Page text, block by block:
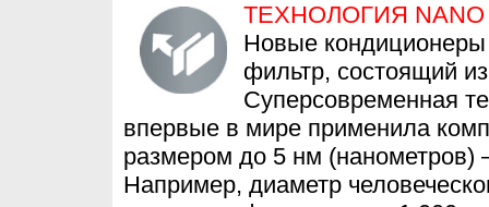
ТЕХНОЛОГИЯ NANO
Новые кондиционеры
фильтр, состоящий
Суперсовременная
впервые в мире применила
размером до 5 нм
Например, диаметр